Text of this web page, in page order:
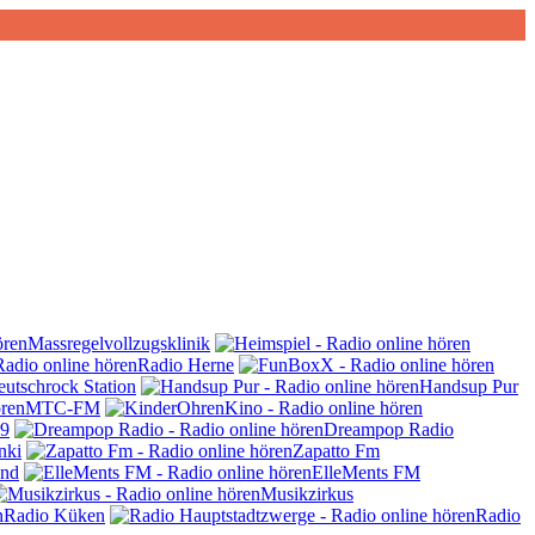
Massregelvollzugsklinik
Radio Herne
Station
Handsup Pur
MTC-FM
Dreampop Radio
Zapatto Fm
ElleMents FM
Musikzirkus
Radio Küken
Radio